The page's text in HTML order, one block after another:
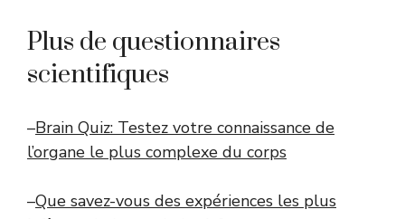
Plus de questionnaires
scientifiques
–Brain Quiz: Testez votre connaissance de
l’organe le plus complexe du corps
–Que savez-vous des expériences les plus